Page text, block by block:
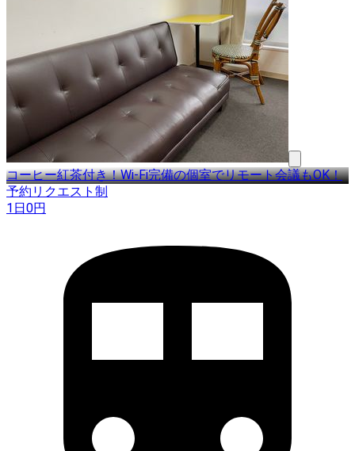
コーヒー紅茶付き！Wi-Fi完備の個室でリモート会議もOK！
予約リクエスト制
1日0円